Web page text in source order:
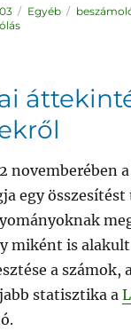
Kategória
Egyéb Címke
novemberében
egy
miként is
a számok,
statisztika a